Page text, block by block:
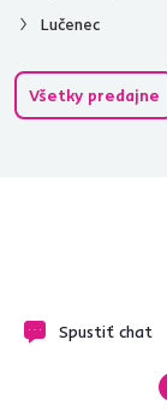
Lučenec
Všetky predajne
Spustiť chat